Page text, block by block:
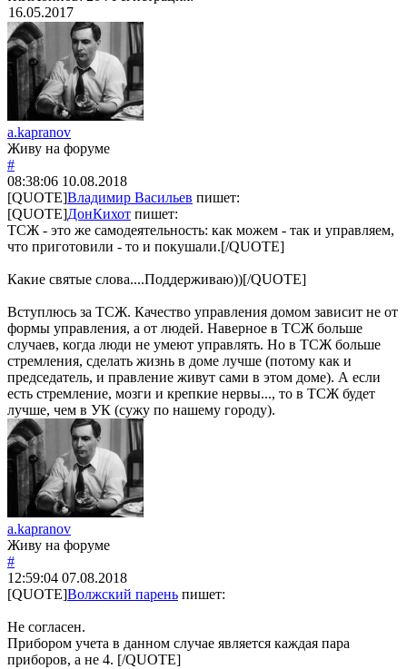
16.05.2017
a.kapranov
Живу на форуме
#
08:38:06 10.08.2018
[QUOTE]Владимир Васильев пишет:
[QUOTE]ДонКихот пишет:
ТСЖ - это же самодеятельность: как можем - так и управляем,
что приготовили - то и покушали.[/QUOTE]
Какие святые слова....Поддерживаю))[/QUOTE]
Вступлюсь за ТСЖ. Качество управления домом зависит не от
формы управления, а от людей. Наверное в ТСЖ больше
случаев, когда люди не умеют управлять. Но в ТСЖ больше
стремления, сделать жизнь в доме лучше (потому как и
председатель, и правление живут сами в этом доме). А если
есть стремление, мозги и крепкие нервы..., то в ТСЖ будет
лучше, чем в УК (сужу по нашему городу).
a.kapranov
Живу на форуме
#
12:59:04 07.08.2018
[QUOTE]Волжский парень пишет:
Не согласен.
Прибором учета в данном случае является каждая пара
приборов, а не 4. [/QUOTE]